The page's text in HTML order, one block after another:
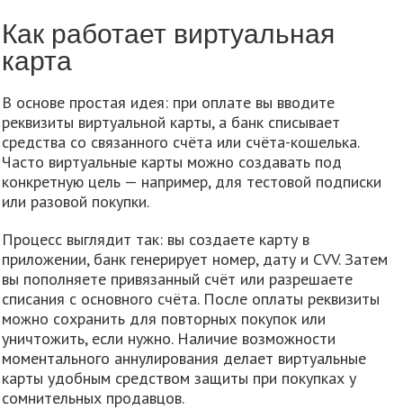
Как работает виртуальная
карта
В основе простая идея: при оплате вы вводите
реквизиты виртуальной карты, а банк списывает
средства со связанного счёта или счёта-кошелька.
Часто виртуальные карты можно создавать под
конкретную цель — например, для тестовой подписки
или разовой покупки.
Процесс выглядит так: вы создаете карту в
приложении, банк генерирует номер, дату и CVV. Затем
вы пополняете привязанный счёт или разрешаете
списания с основного счёта. После оплаты реквизиты
можно сохранить для повторных покупок или
уничтожить, если нужно. Наличие возможности
моментального аннулирования делает виртуальные
карты удобным средством защиты при покупках у
сомнительных продавцов.